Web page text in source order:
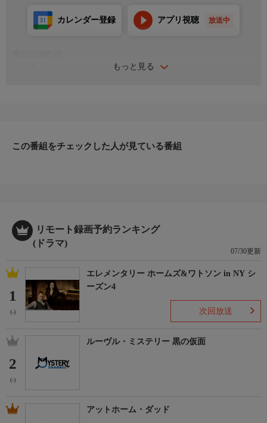
もっと見る
カレンダー登録 アプリ視聴 放送中
大学時代に出会った花岡彰人（中川大志）、ショコラティエの池
番組概要
全10話
原作・脚本
制作
２０２４
音楽
幾億光年／Omoinotake
中島啓介、車賢智、佐井大紀
ディレクター
岡本伸吾、福田亮介、加藤亜季子
この番組をチェックした人が見ている番組
リモート録画予約ランキング
(ドラマ)
07/30更新
1
(-)
エレメンタリー ホームズ&ワトソン in NY シ
ーズン4
次回放送
2
(-)
ルーヴル・ミステリー 黒の仮面
アットホーム・ダッド